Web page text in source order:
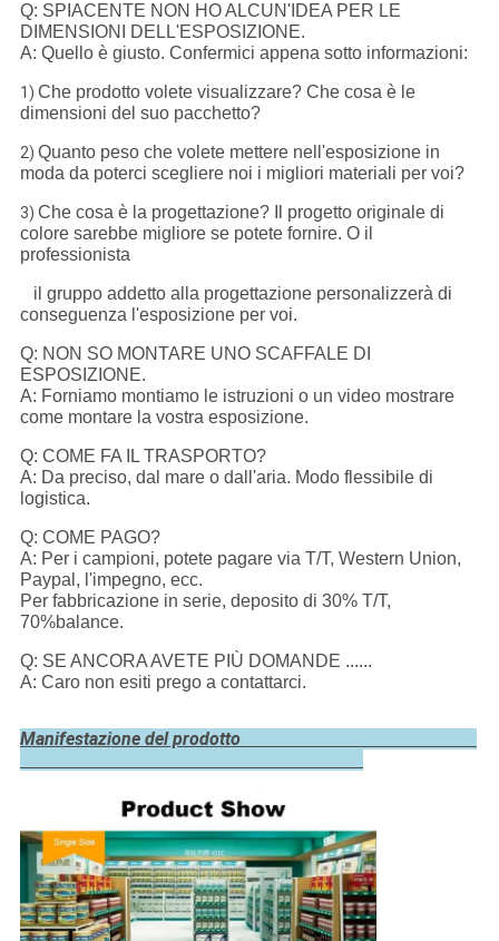
Q: SPIACENTE NON HO ALCUN'IDEA PER LE
DIMENSIONI DELL'ESPOSIZIONE.
A: Quello è giusto. Confermici appena sotto informazioni:
1) Che prodotto volete visualizzare? Che cosa è le
dimensioni del suo pacchetto?
2) Quanto peso che volete mettere nell'esposizione in
moda da poterci scegliere noi i migliori materiali per voi?
3) Che cosa è la progettazione? Il progetto originale di
colore sarebbe migliore se potete fornire. O il
professionista
il gruppo addetto alla progettazione personalizzerà di
conseguenza l'esposizione per voi.
Q: NON SO MONTARE UNO SCAFFALE DI
ESPOSIZIONE.
A: Forniamo montiamo le istruzioni o un video mostrare
come montare la vostra esposizione.
Q: COME FA IL TRASPORTO?
A: Da preciso, dal mare o dall'aria. Modo flessibile di
logistica.
Q: COME PAGO?
A: Per i campioni, potete pagare via T/T, Western Union,
Paypal, l'impegno, ecc.
Per fabbricazione in serie, deposito di 30% T/T,
70%balance.
Q: SE ANCORA AVETE PIÙ DOMANDE ......
A: Caro non esiti prego a contattarci.
Manifestazione del prodotto